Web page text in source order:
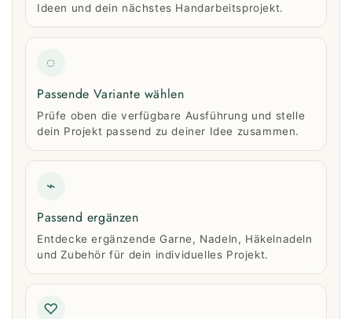
Ideen und dein nächstes Handarbeitsprojekt.
◌
Passende Variante wählen
Prüfe oben die verfügbare Ausführung und stelle
dein Projekt passend zu deiner Idee zusammen.
⌁
Passend ergänzen
Entdecke ergänzende Garne, Nadeln, Häkelnadeln
und Zubehör für dein individuelles Projekt.
♡